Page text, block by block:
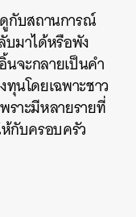
กับสถานการณ์
บมาได้หรือพัง
จะกลายเป็นคำ
นโดยเฉพาะชาว
ราะมีหลายรายที่
กับครอบครัว